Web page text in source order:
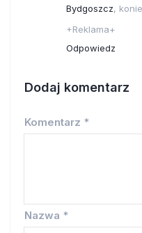
Bydgoszcz,
+Reklama+
Odpowiedz
Dodaj komentarz
Komentarz *
Nazwa *